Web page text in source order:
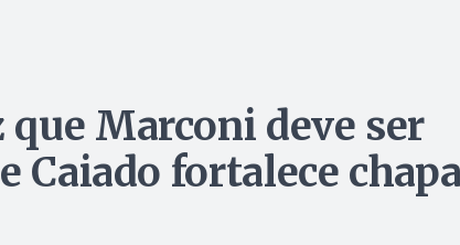
Marconi deve ser
Caiado fortalece chapa